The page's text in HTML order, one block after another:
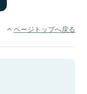
ページトップへ戻る